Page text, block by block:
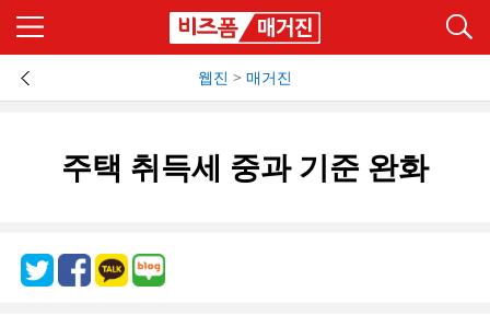
웹진 > 매거진
주택 취득세 중과 기준 완화